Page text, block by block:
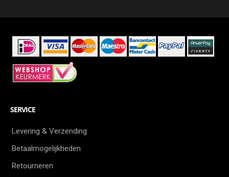
SERVICE
Levering & Verzending
Betaalmogelijkheden
Retourneren